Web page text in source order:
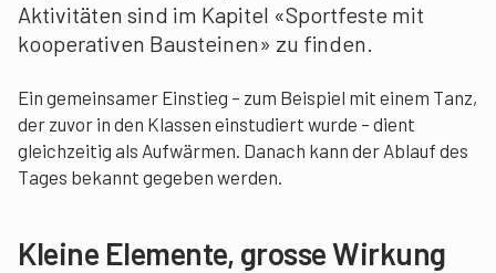
Aktivitäten sind im Kapitel «Sportfeste mit
kooperativen Bausteinen» zu finden.
Ein gemeinsamer Einstieg – zum Beispiel mit einem Tanz,
der zuvor in den Klassen einstudiert wurde – dient
gleichzeitig als Aufwärmen. Danach kann der Ablauf des
Tages bekannt gegeben werden.
Kleine Elemente, grosse Wirkung